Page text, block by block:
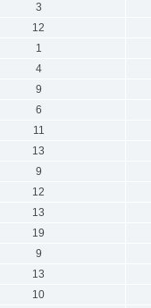
3
12
1
4
9
6
11
13
9
12
13
19
9
13
10